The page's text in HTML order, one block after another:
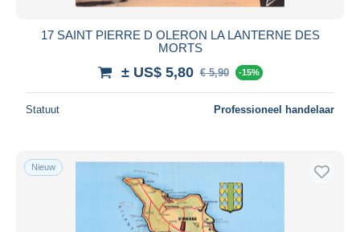
17 SAINT PIERRE D OLERON LA LANTERNE DES
MORTS
± US$ 5,80 € 5,90 -15%
Statuut Professioneel handelaar
Nieuw